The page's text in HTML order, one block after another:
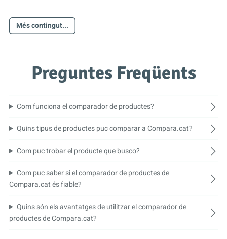
Més contingut...
Preguntes Freqüents
Com funciona el comparador de productes?
Quins tipus de productes puc comparar a Compara.cat?
Com puc trobar el producte que busco?
Com puc saber si el comparador de productes de
Compara.cat és fiable?
Quins són els avantatges de utilitzar el comparador de
productes de Compara.cat?